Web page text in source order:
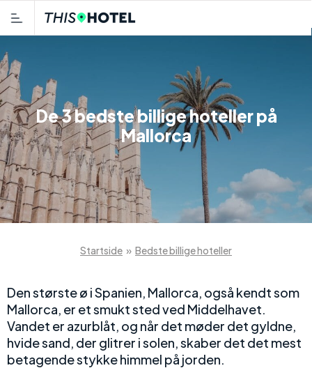
De 3 bedste billige hoteller på
Mallorca
Startside » Bedste billige hoteller
Den største ø i Spanien, Mallorca, også kendt som
Mallorca, er et smukt sted ved Middelhavet.
Vandet er azurblåt, og når det møder det gyldne,
hvide sand, der glitrer i solen, skaber det det mest
betagende stykke himmel på jorden.